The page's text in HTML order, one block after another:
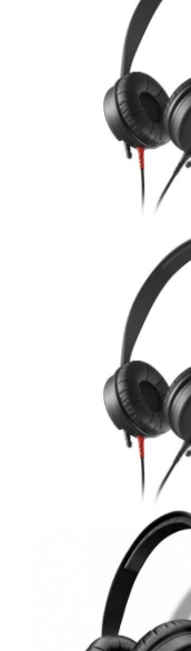
ÚJ TERMÉKEK